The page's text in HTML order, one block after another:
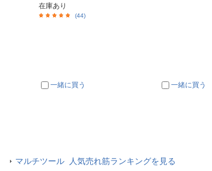
在庫あり
(44)
一緒に買う 一緒に買う
マルチツール 人気売れ筋ランキングを見る